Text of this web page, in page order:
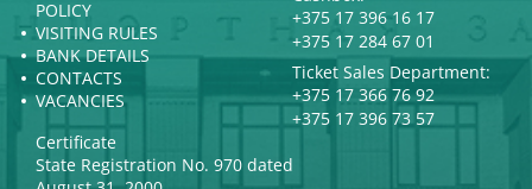
POLICY
VISITING RULES
BANK DETAILS
CONTACTS
VACANCIES
+375 17 396 16 17
+375 17 284 67 01
Ticket Sales Department:
+375 17 366 76 92
+375 17 396 73 57
Certificate
State Registration No. 970 dated